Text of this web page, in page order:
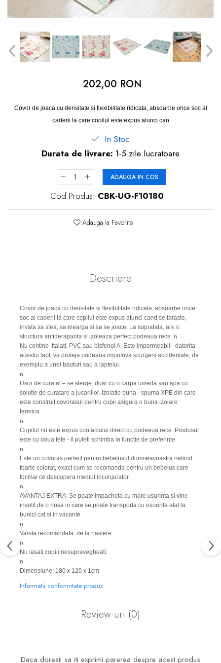
dopuri de urechi
Igiena copii
202,00 RON
Covor de joaca cu densitate si flexibilitate ridicata, absoarbe orice soc al
caderii la care copilul este expus atunci can
In Stoc
Durata de livrare: 1-5 zile lucratoare
ADAUGA IN COS
Cod Produs: CBK-UG-F10180
Adauga la Favorite
Descriere
Covor de joaca cu densitate si flexibilitate ridicata, absoarbe orice
soc al caderii la care copilul este expus atunci cand se taraste,
invata sa stea, sa mearga si sa se joace. La suprafata, are o
structura antiderapanta si izoleaza perfect podeaua rece. n
Nu contine ftalati, PVC sau bisfenol A. Este impermeabil - datorita
acestui fapt, va proteja podeaua impotriva scurgerii accidentale, de
exemplu a unei bauturi sau a laptelui.
n
Usor de curatat – se sterge doar cu o carpa umeda sau apa cu
solutie de curatare a jucariilor. Izolatie buna - spuma XPE din care
este construit covorasul pentru copii asigura o buna izolare
termica.
n
Copilul nu este expus contactului direct cu podeaua rece. Produsul
este cu doua fete - il puteti schimba in functie de preferinte.
n
Este un covoras perfect pentru bebelusul dumneavoastra nefiind
foarte colorat, exact cum se recomanda pentru un bebelus care
tocmai ce descopera mediul inconjurator.
n
AVANTAJ EXTRA: Se poate impacheta cu mare usurinta si vine
insotit de o husa in care se poate transporta cu usurinta atat la
bunici cat si in vacante
n
Varsta recomandata: de la nastere.
n
Nu lasati copiii nesupravegheati.
n
Dimensiune: 180 x 120 x 1cm
Informatii conformitate produs
Review-uri (0)
Daca doresti sa iti exprimi parerea despre acest produs